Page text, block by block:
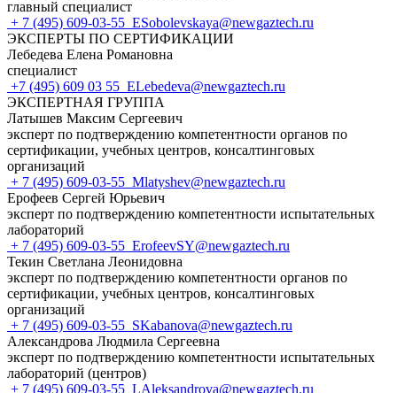
главный специалист
+ 7 (495) 609-03-55 ESobolevskaya@newgaztech.ru
ЭКСПЕРТЫ ПО СЕРТИФИКАЦИИ
Лебедева Елена Романовна
специалист
+7 (495) 609 03 55 ELebedeva@newgaztech.ru
ЭКСПЕРТНАЯ ГРУППА
Латышев Максим Сергеевич
эксперт по подтверждению компетентности органов по
сертификации, учебных центров, консалтинговых
организаций
+ 7 (495) 609-03-55 Mlatyshev@newgaztech.ru
Ерофеев Сергей Юрьевич
эксперт по подтверждению компетентности испытательных
лабораторий
+ 7 (495) 609-03-55 ErofeevSY@newgaztech.ru
Текин Светлана Леонидовна
эксперт по подтверждению компетентности органов по
сертификации, учебных центров, консалтинговых
организаций
+ 7 (495) 609-03-55 SKabanova@newgaztech.ru
Александрова Людмила Сергеевна
эксперт по подтверждению компетентности испытательных
лабораторий (центров)
+ 7 (495) 609-03-55 LAleksandrova@newgaztech.ru